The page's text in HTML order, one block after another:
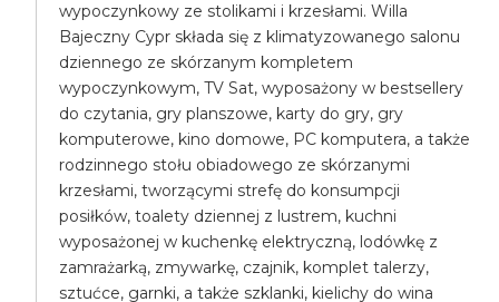
wypoczynkowy ze stolikami i krzesłami. Willa
Bajeczny Cypr składa się z klimatyzowanego salonu
dziennego ze skórzanym kompletem
wypoczynkowym, TV Sat, wyposażony w bestsellery
do czytania, gry planszowe, karty do gry, gry
komputerowe, kino domowe, PC komputera, a także
rodzinnego stołu obiadowego ze skórzanymi
krzesłami, tworzącymi strefę do konsumpcji
posiłków, toalety dziennej z lustrem, kuchni
wyposażonej w kuchenkę elektryczną, lodówkę z
zamrażarką, zmywarkę, czajnik, komplet talerzy,
sztućce, garnki, a także szklanki, kielichy do wina